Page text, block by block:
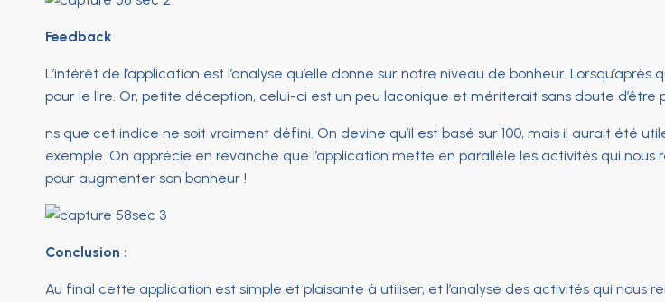
Feedback
L’intérêt de l’application est l’analyse qu’elle donne sur notre niveau de bonheur.
pour le lire. Or, petite déception, celui-ci est un peu laconique et mériterait sans doute
ns que cet indice ne soit vraiment défini. On devine qu’il est basé sur 100, mais il aurait été
exemple. On apprécie en revanche que l’application mette en parallèle les activités qui
pour augmenter son bonheur !
Conclusion :
Au final cette application est simple et plaisante à utiliser, et l’analyse des activités qui nous